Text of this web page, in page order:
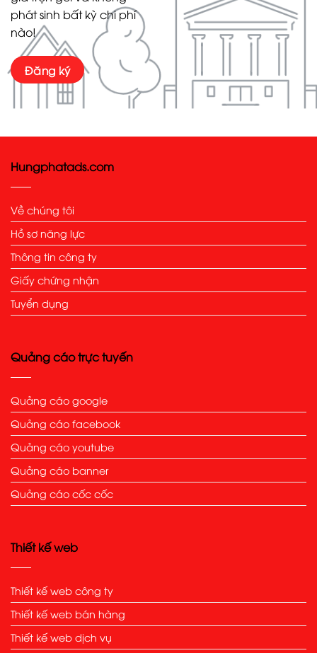
phát sinh bất kỳ chi phí
nào!
Đăng ký
Hungphatads.com
Về chúng tôi
Hồ sơ năng lực
Thông tin công ty
Giấy chứng nhận
Tuyển dụng
Quảng cáo trực tuyến
Quảng cáo google
Quảng cáo facebook
Quảng cáo youtube
Quảng cáo banner
Quảng cáo cốc cốc
Thiết kế web
Thiết kế web công ty
Thiết kế web bán hàng
Thiết kế web dịch vụ